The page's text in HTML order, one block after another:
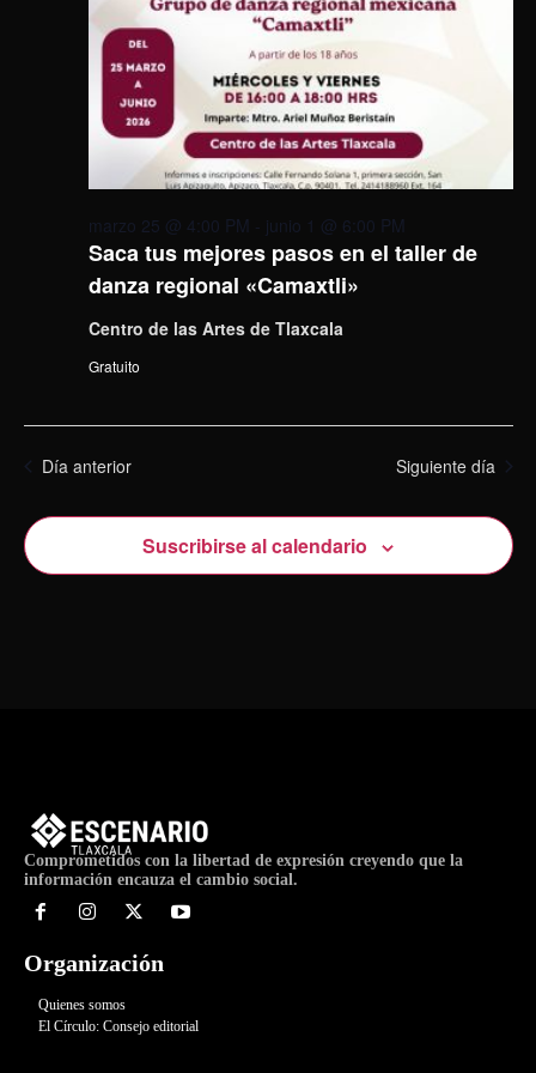
Saca tus mejores pasos en el taller de
danza regional «Camaxtli»
marzo 25 @ 4:00 PM - junio 1 @ 6:00 PM
Centro de las Artes de Tlaxcala
Gratuito
Día anterior Siguiente día
Suscribirse al calendario
Comprometidos con la libertad de expresión creyendo que la
información encauza el cambio social.
Organización
Quienes somos
El Círculo: Consejo editorial